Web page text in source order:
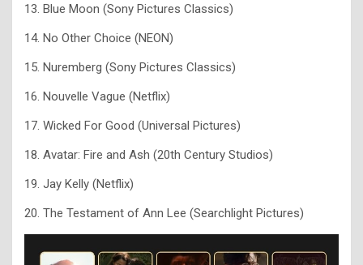
13. Blue Moon (Sony Pictures Classics)
14. No Other Choice (NEON)
15. Nuremberg (Sony Pictures Classics)
16. Nouvelle Vague (Netflix)
17. Wicked For Good (Universal Pictures)
18. Avatar: Fire and Ash (20th Century Studios)
19. Jay Kelly (Netflix)
20. The Testament of Ann Lee (Searchlight Pictures)